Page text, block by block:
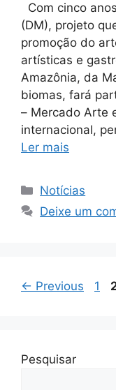
Com cinco
(DM), projeto
promoção do
artísticas e
Amazônia, da
biomas, fará
– Mercado Arte
internacional,
Ler mais
Notícias
Deixe um
← Previous 1
Pesquisar